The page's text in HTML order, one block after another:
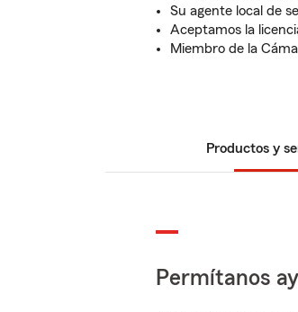
Su agente local de
Aceptamos la
Miembro de la
Productos y
Permítanos